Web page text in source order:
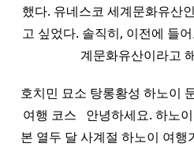
했다. 유네스코 세계문화유산
고 싶었다. 솔직히, 이전에 들
계문화유산이라고
호치민 묘소 탕롱황성 하노이
여행 코스 ​ ​ 안녕하세요. 하노
본 열두 달 사계절 하노이 여행